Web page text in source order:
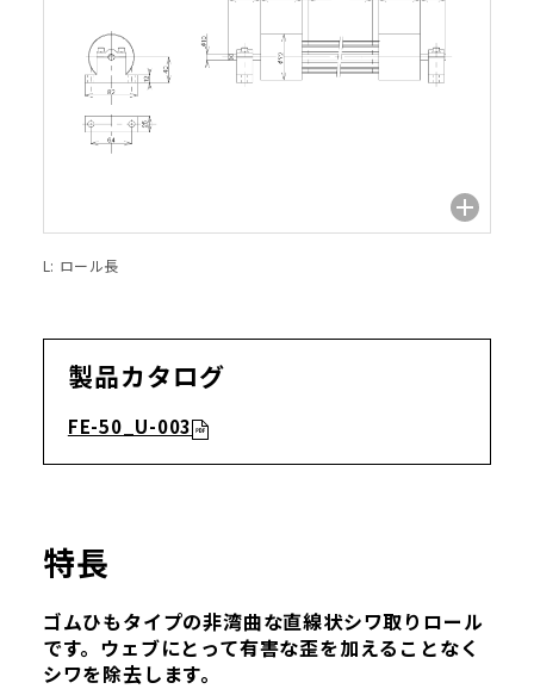
L: ロール長
製品カタログ
FE-50_U-003
特長
ゴムひもタイプの非湾曲な直線状シワ取りロール
です。ウェブにとって有害な歪を加えることなく
シワを除去します。